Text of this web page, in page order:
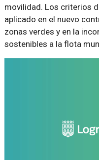
movilidad. Los criterios
aplicado en el nuevo
zonas verdes y en la
sostenibles a la flota